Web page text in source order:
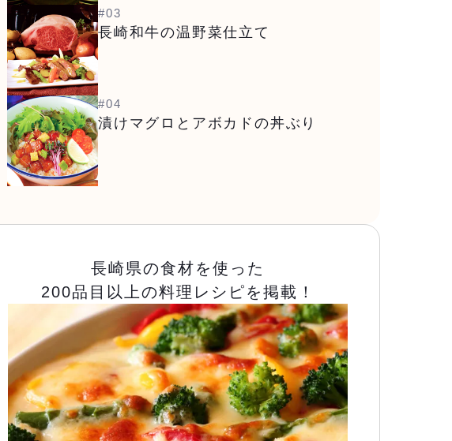
#03
長崎和牛の温野菜仕立て
#04
漬けマグロとアボカドの丼ぶり
長崎県の食材を使った
200品目以上の料理レシピを掲載！